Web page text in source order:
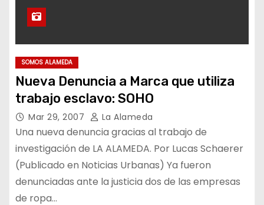
SOMOS ALAMEDA
Nueva Denuncia a Marca que utiliza
trabajo esclavo: SOHO
Mar 29, 2007 La Alameda
Una nueva denuncia gracias al trabajo de
investigación de LA ALAMEDA. Por Lucas Schaerer
(Publicado en Noticias Urbanas) Ya fueron
denunciadas ante la justicia dos de las empresas
de ropa…